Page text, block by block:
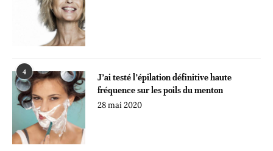
4
J’ai testé l’épilation définitive haute
fréquence sur les poils du menton
28 mai 2020